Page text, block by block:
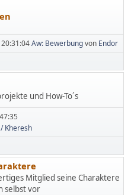
Aw: Bewerbungvon Endor
und How-To´s
Kheresh
Mitglied seine Charaktere
selbst vor